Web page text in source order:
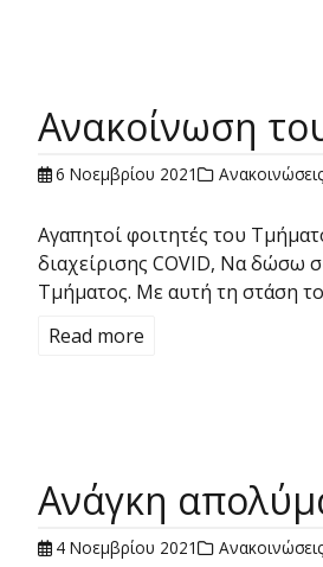
Ανακοίνωση
6 Νοεμβρίου 2021
Αγαπητοί φοιτητές του
διαχείρισης COVID, Να δώσω
Τμήματος. Με αυτή τη στάση
Read more
Ανάγκη
4 Νοεμβρίου 2021